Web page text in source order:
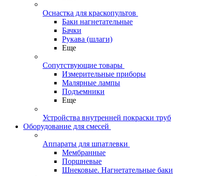
Оснастка для краскопультов
Баки нагнетательные
Бачки
Рукава (шлаги)
Еще
Сопутствующие товары
Измерительные приборы
Малярные лампы
Подъемники
Еще
Устройства внутренней покраски труб
Оборудование для смесей
Аппараты для шпатлевки
Мембранные
Поршневые
Шнековые. Нагнетательные баки